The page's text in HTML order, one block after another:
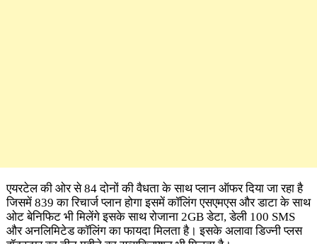
एयरटेल की ओर से 84 दोनों की वैधता के साथ प्लान ऑफर दिया जा रहा है
जिसमें 839 का रिचार्ज प्लान होगा इसमें कॉलिंग एसएमएस और डाटा के साथ
ओट बेनिफिट भी मिलेंगे इसके साथ रोजाना 2GB डेटा, डेली 100 SMS
और अनलिमिटेड कॉलिंग का फायदा मिलता है। इसके अलावा डिज्नी प्लस